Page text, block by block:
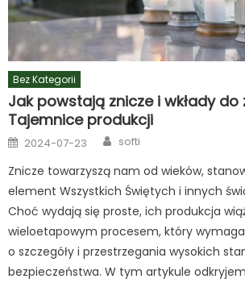
Bez Kategorii
Jak powstają znicze i wkłady do
Tajemnice produkcji
Posted
on
2024-07-23 Author
softi
Znicze towarzyszą nam od wieków,
element Wszystkich Świętych i innych
Choć wydają się proste, ich produkcja
wieloetapowym procesem, który wymaga
o szczegóły i przestrzegania wysokich
bezpieczeństwa. W tym artykule